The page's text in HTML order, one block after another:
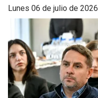
lunes 06 de julio de 2026